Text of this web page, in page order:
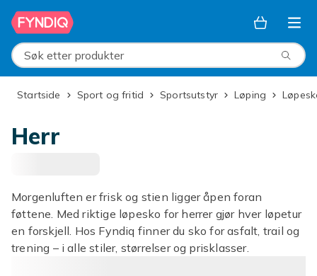
Hopp til hovedinnhold
Søk etter produkter
Startside Sport og fritid Sportsutstyr Løping
Herr
Morgenluften er frisk og stien ligger åpen foran
føttene. Med riktige løpesko for herrer gjør hver løpetur
en forskjell. Hos Fyndiq finner du sko for asfalt, trail og
trening – i alle stiler, størrelser og prisklasser.